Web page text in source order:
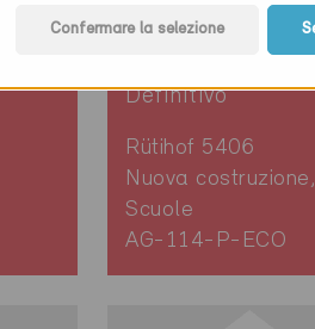
Definitivo
Rütihof 5406
Nuova costruzione,
Scuole
AG-114-P-ECO
Confermare la selezione